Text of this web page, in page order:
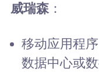
威瑞森：
移动应用程
数据中心或